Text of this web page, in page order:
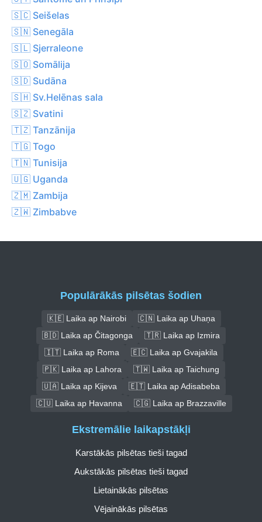
🇸🇨 Seišelas
🇸🇳 Senegāla
🇸🇱 Sjerraleone
🇸🇴 Somālija
🇸🇩 Sudāna
🇸🇭 Sv.Helēnas sala
🇸🇿 Svatini
🇹🇿 Tanzānija
🇹🇬 Togo
🇹🇳 Tunisija
🇺🇬 Uganda
🇿🇲 Zambija
🇿🇼 Zimbabve
Populārākās pilsētas šodien
🇰🇪 Laika ap Nairobi
🇨🇳 Laika ap Uhaņa
🇧🇩 Laika ap Čitagonga
🇹🇷 Laika ap Izmira
🇮🇹 Laika ap Roma
🇪🇨 Laika ap Gvajakila
🇵🇰 Laika ap Lahora
🇹🇼 Laika ap Taichung
🇺🇦 Laika ap Kijeva
🇪🇹 Laika ap Adisabeba
🇨🇺 Laika ap Havanna
🇨🇬 Laika ap Brazzaville
Ekstremālie laikapstākļi
Karstākās pilsētas tieši tagad
Aukstākās pilsētas tieši tagad
Lietainākās pilsētas
Vējainākās pilsētas